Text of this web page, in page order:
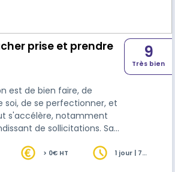
prise et prendre
est de bien faire, de
soi, de se perfectionner, et
s'accélère, notamment
de sollicitations. Sans
toute puissance, en
9
Très bien
> 0€ HT
1 jour | 7